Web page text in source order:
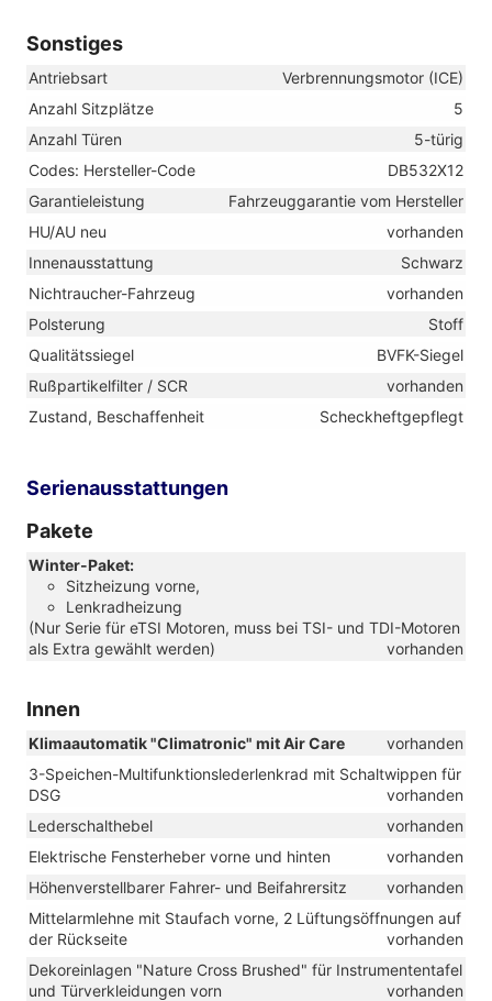
Sonstiges
Antriebsart
Verbrennungsmotor (ICE)
Anzahl Sitzplätze
5
Anzahl Türen
5-türig
Codes: Hersteller-Code
DB532X12
Garantieleistung
Fahrzeuggarantie vom Hersteller
HU/AU neu
vorhanden
Innenausstattung
Schwarz
Nichtraucher-Fahrzeug
vorhanden
Polsterung
Stoff
Qualitätssiegel
BVFK-Siegel
Rußpartikelfilter / SCR
vorhanden
Zustand, Beschaffenheit
Scheckheftgepflegt
Serienausstattungen
Pakete
Winter-Paket:
Sitzheizung vorne,
Lenkradheizung
(Nur Serie für eTSI Motoren, muss bei TSI- und TDI-Motoren
als Extra gewählt werden)
vorhanden
Innen
Klimaautomatik "Climatronic" mit Air Care
vorhanden
3-Speichen-Multifunktionslederlenkrad mit Schaltwippen für
DSG
vorhanden
Lederschalthebel
vorhanden
Elektrische Fensterheber vorne und hinten
vorhanden
Höhenverstellbarer Fahrer- und Beifahrersitz
vorhanden
Mittelarmlehne mit Staufach vorne, 2 Lüftungsöffnungen auf
der Rückseite
vorhanden
Dekoreinlagen "Nature Cross Brushed" für Instrumententafel
und Türverkleidungen vorn
vorhanden